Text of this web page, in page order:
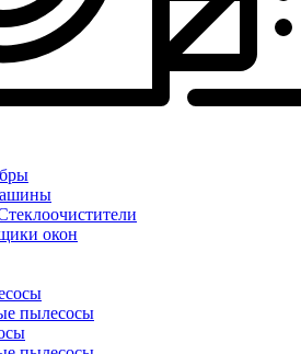
окон
пылесосы